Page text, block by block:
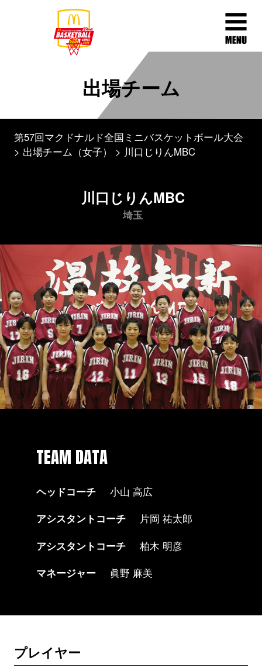
出場チーム
第57回マクドナルド全国ミニバスケットボール大会
出場チーム（女子）
川口じりんMBC
川口じりんMBC
埼玉
TEAM DATA
ヘッドコーチ
小山 高広
アシスタントコーチ
片岡 祐太郎
アシスタントコーチ
柏木 明彦
マネージャー
眞野 麻美
プレイヤー